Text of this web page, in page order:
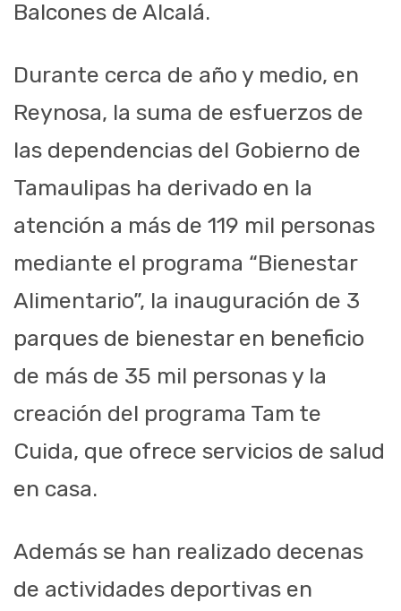
Balcones de Alcalá.
Durante cerca de año y medio, en
Reynosa, la suma de esfuerzos de
las dependencias del Gobierno de
Tamaulipas ha derivado en la
atención a más de 119 mil personas
mediante el programa “Bienestar
Alimentario”, la inauguración de 3
parques de bienestar en beneficio
de más de 35 mil personas y la
creación del programa Tam te
Cuida, que ofrece servicios de salud
en casa.
Además se han realizado decenas
de actividades deportivas en